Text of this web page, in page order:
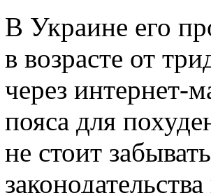
В Украине его
в возрасте от
через интернет-
пояса для
не стоит